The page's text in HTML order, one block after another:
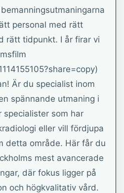
personal med rätt
rätt tidpunkt. I år firar vi
Är du specialist inom
spännande utmaning i
specialister som har
eller vill fördjupa
detta område. Här får du
mest avancerade
där fokus ligger på
och högkvalitativ vård.